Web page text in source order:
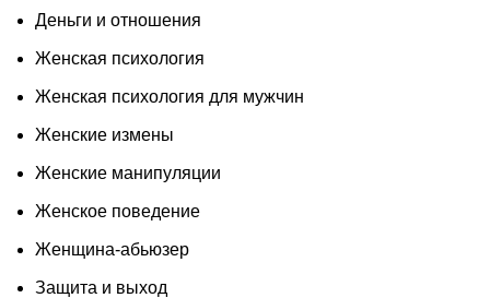
Деньги и отношения
Женская психология
Женская психология для мужчин
Женские измены
Женские манипуляции
Женское поведение
Женщина-абьюзер
Защита и выход